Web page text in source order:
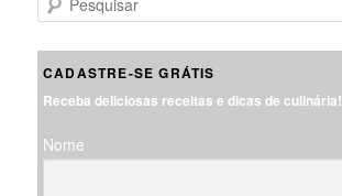
e
u
a
CADASTRE-SE GRÁTIS
Receba deliciosas receitas e dicas de culinária!
Nome